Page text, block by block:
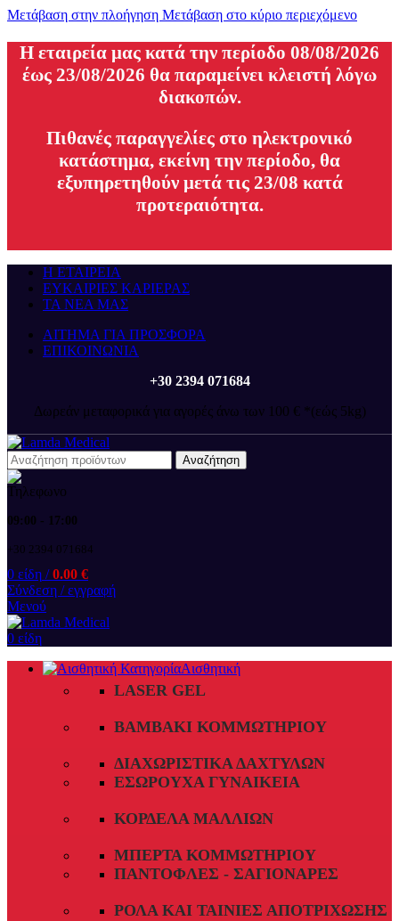
Μετάβαση στην πλοήγηση Μετάβαση στο κύριο περιεχόμενο
H εταιρεία μας κατά την περίοδο 08/08/2026
έως 23/08/2026 θα παραμείνει κλειστή λόγω
διακοπών.
Πιθανές παραγγελίες στο ηλεκτρονικό
κατάστημα, εκείνη την περίοδο, θα
εξυπηρετηθούν μετά τις 23/08 κατά
προτεραιότητα.
Η ΕΤΑΙΡΕΙΑ
ΕΥΚΑΙΡΙΕΣ ΚΑΡΙΕΡΑΣ
ΤΑ ΝΕΑ ΜΑΣ
ΑΙΤΗΜΑ ΓΙΑ ΠΡΟΣΦΟΡΑ
ΕΠΙΚΟΙΝΩΝΙΑ
+30 2394 071684
Δωρεάν μεταφορικά για αγορές άνω των 100 € *(εώς 5kg)
Αναζήτηση
09:00 - 17:00
+30 2394 071684
0 είδη / 0.00 €
Σύνδεση / εγγραφή
Μενού
0 είδη
Αισθητική
LASER GEL
ΒΑΜΒΆΚΙ ΚΟΜΜΩΤΗΡΊΟΥ
ΔΙΑΧΩΡΙΣΤΙΚΆ ΔΑΧΤΎΛΩΝ
ΕΣΏΡΟΥΧΑ ΓΥΝΑΙΚΕΊΑ
ΚΟΡΔΈΛΑ ΜΑΛΛΙΏΝ
ΜΠΈΡΤΑ ΚΟΜΜΩΤΗΡΊΟΥ
ΠΑΝΤΌΦΛΕΣ - ΣΑΓΙΟΝΆΡΕΣ
ΡΟΛΆ ΚΑΙ ΤΑΙΝΊΕΣ ΑΠΟΤΡΊΧΩΣΗΣ